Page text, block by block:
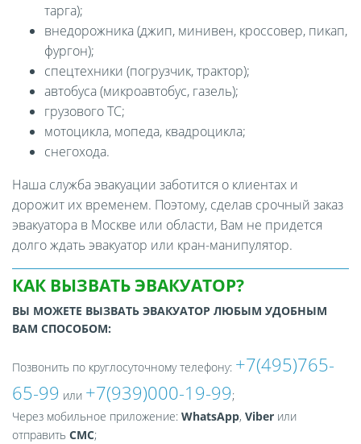
тарга);
внедорожника (джип, минивен, кроссовер, пикап,
фургон);
спецтехники (погрузчик, трактор);
автобуса (микроавтобус, газель);
грузового ТС;
мотоцикла, мопеда, квадроцикла;
снегохода.
Наша служба эвакуации заботится о клиентах и
дорожит их временем. Поэтому, сделав срочный заказ
эвакуатора в Москве или области, Вам не придется
долго ждать эвакуатор или кран-манипулятор.
КАК ВЫЗВАТЬ ЭВАКУАТОР?
ВЫ МОЖЕТЕ ВЫЗВАТЬ ЭВАКУАТОР ЛЮБЫМ УДОБНЫМ
ВАМ СПОСОБОМ:
Позвонить по круглосуточному телефону: +7(495)765-
65-99 или +7(939)000-19-99;
Через мобильное приложение: WhatsApp, Viber или
отправить СМС;